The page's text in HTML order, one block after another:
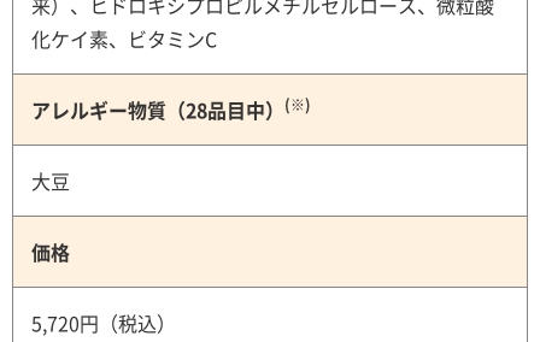
化ケイ素、ビタミンC
アレルギー物質（28品目中） (※)
大豆
価格
5,720円（税込）